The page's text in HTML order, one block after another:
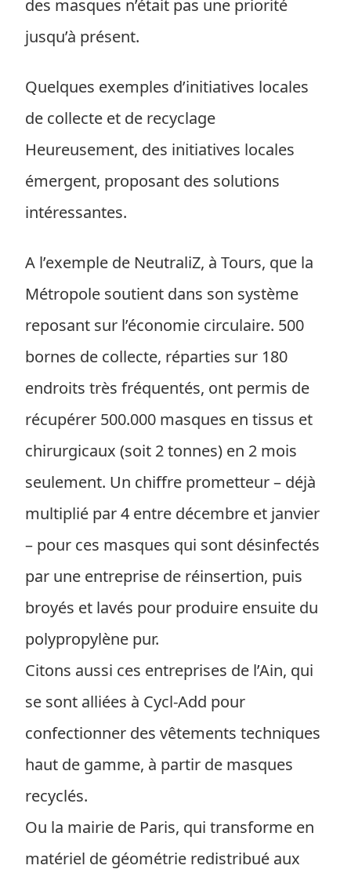
des masques n’était pas une priorité
jusqu’à présent.
Quelques exemples d’initiatives locales
de collecte et de recyclage
Heureusement, des initiatives locales
émergent, proposant des solutions
intéressantes.
A l’exemple de NeutraliZ, à Tours, que la
Métropole soutient dans son système
reposant sur l’économie circulaire. 500
bornes de collecte, réparties sur 180
endroits très fréquentés, ont permis de
récupérer 500.000 masques en tissus et
chirurgicaux (soit 2 tonnes) en 2 mois
seulement. Un chiffre prometteur – déjà
multiplié par 4 entre décembre et janvier
– pour ces masques qui sont désinfectés
par une entreprise de réinsertion, puis
broyés et lavés pour produire ensuite du
polypropylène pur.
Citons aussi ces entreprises de l’Ain, qui
se sont alliées à Cycl-Add pour
confectionner des vêtements techniques
haut de gamme, à partir de masques
recyclés.
Ou la mairie de Paris, qui transforme en
matériel de géométrie redistribué aux